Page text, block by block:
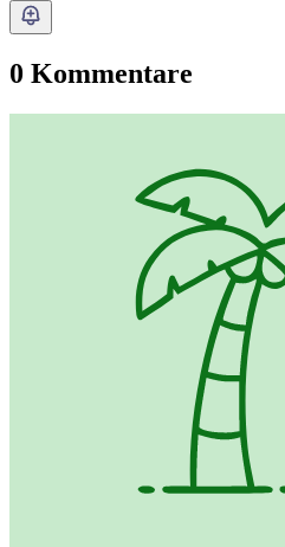
0 Kommentare